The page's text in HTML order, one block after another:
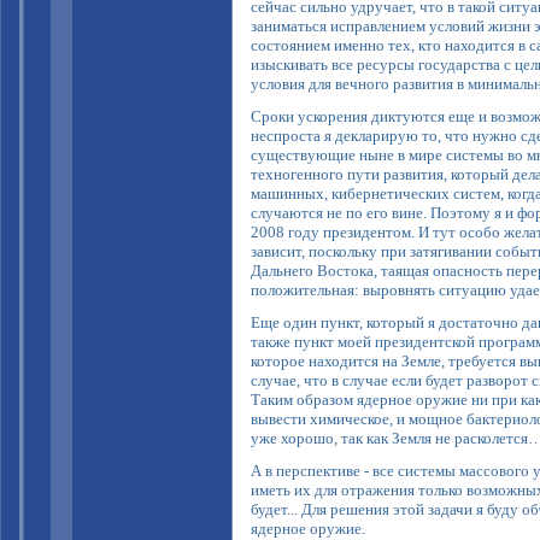
сейчас сильно удручает, что в такой
заниматься исправлением условий жизни
состоянием именно тех, кто находится
изыскивать все ресурсы государства с
условия для вечного развития в
Сроки ускорения диктуются еще и
неспроста я декларирую то, что нужно
существующие ныне в мире системы во
техногенного пути развития, который
машинных, кибернетических систем,
случаются не по его вине. Поэтому я и
2008 году президентом. И тут особо
зависит, поскольку при затягивании
Дальнего Востока, таящая опасность
положительная: выровнять ситуацию
Еще один пункт, который я достаточно
также пункт моей президентской
которое находится на Земле, требуется
случае, что в случае если будет
Таким образом ядерное оружие ни при
вывести химическое, и мощное
уже хорошо, так как Земля не
А в перспективе - все системы
иметь их для отражения только
будет... Для решения этой задачи я буду
ядерное оружие.